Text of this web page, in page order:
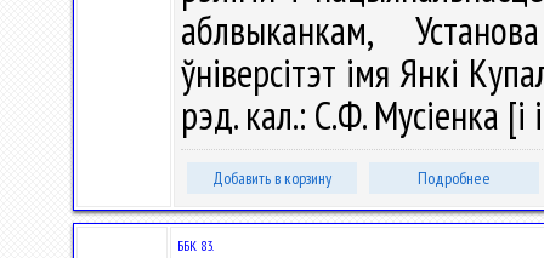
аблвыканкам,
ўніверсітэт імя Янкі
рэд. кал.: С.Ф. Мусіенка
Добавить в корзину Подробнее
ББК 83.